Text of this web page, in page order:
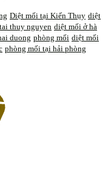
Diệt mối tại Kiến Thụy diệt
thuy nguyen diệt mối ở hà
duong phòng mối diệt mối
phòng mối tại hải phòng